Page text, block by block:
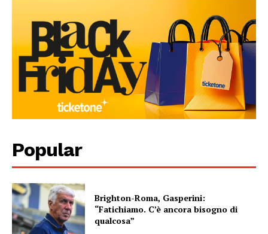
Popular
Brighton-Roma, Gasperini:
“Fatichiamo. C’è ancora bisogno di
qualcosa”